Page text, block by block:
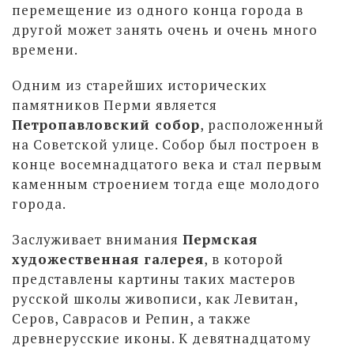
перемещение из одного конца города в
другой может занять очень и очень много
времени.
Одним из старейших исторических
памятников Перми является
Петропавловский собор, расположенный
на Советской улице. Собор был построен в
конце восемнадцатого века и стал первым
каменным строением тогда еще молодого
города.
Заслуживает внимания Пермская
художественная галерея, в которой
представлены картины таких мастеров
русской школы живописи, как Левитан,
Серов, Саврасов и Репин, а также
древнерусские иконы. К девятнадцатому